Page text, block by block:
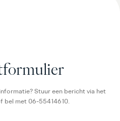
Stuur een bericht via het
bel met 06-55414610.